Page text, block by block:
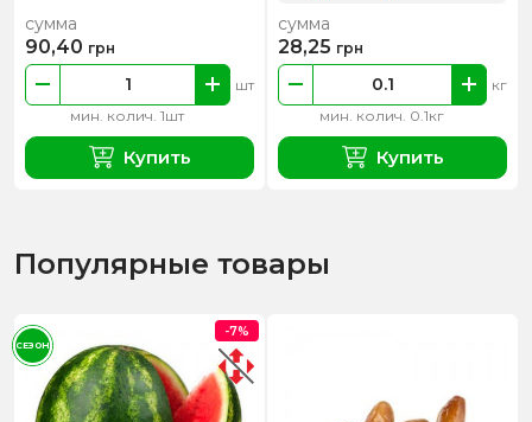
мин. колич. 1шт
шт
сумма
90,40 грн
Купить
мин. колич. 0.1кг
кг
сумма
28,25 грн
Купить
Популярные товары
-7%
СЕЗОН